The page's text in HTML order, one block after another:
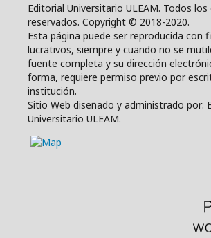
Editorial Universitario ULEAM. Todos los
reservados. Copyright © 2018-2020.
Esta página puede ser reproducida con
lucrativos, siempre y cuando no se
fuente completa y su dirección
forma, requiere permiso previo por
institución.
Sitio Web diseñado y administrado por:
Universitario ULEAM.